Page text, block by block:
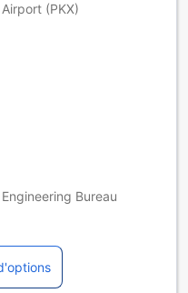
(PKX)
Bureau